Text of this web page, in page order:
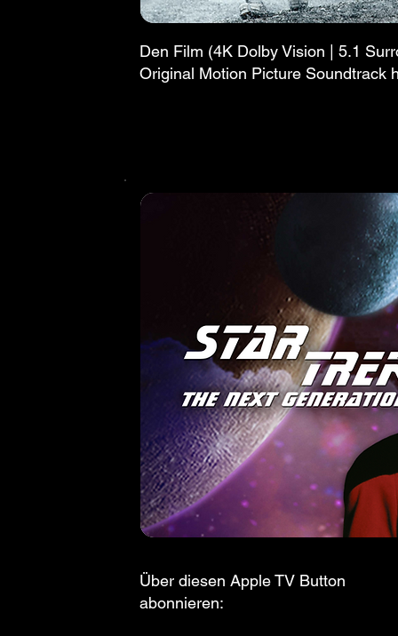
Den Film (4K Dolby Vision | 5.1
Original Motion Picture Soundtrack
Über diesen Apple TV Button
abonnieren: